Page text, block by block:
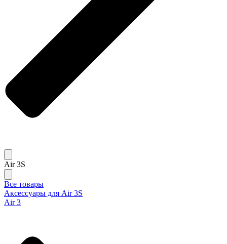
Air 3S
Все товары
Аксессуары для Air 3S
Air 3